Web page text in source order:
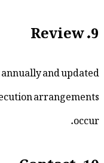
at least annually
to our execution